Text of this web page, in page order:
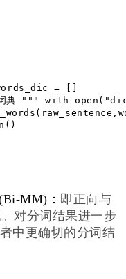
= []
典 """ with open(
MM)： 即正向与
对分词结果进一步
中更确切 的分词结